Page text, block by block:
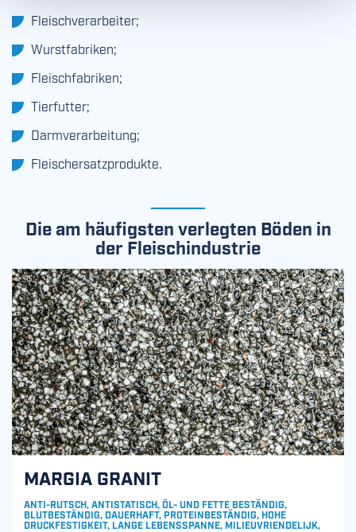
Fleischverarbeiter;
Wurstfabriken;
Fleischfabriken;
Tierfutter;
Darmverarbeitung;
Fleischersatzprodukte.
Die am häufigsten verlegten Böden in
der Fleischindustrie
MARGIA GRANIT
ANTI-RUTSCH, ANTISTATISCH, ÖL- UND FETTE BESTÄNDIG,
BLUTBESTÄNDIG, DAUERHAFT, PROTEINBESTÄNDIG, HOHE
DRUCKFESTIGKEIT, LANGE LEBENSSPANNE, MILIEUVRIENDELIJK,